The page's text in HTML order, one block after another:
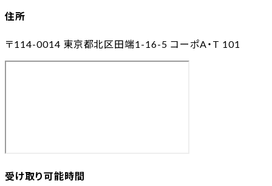
住所
〒114-0014 東京都北区田端1-16-5 コーポA・T 101
受け取り可能時間